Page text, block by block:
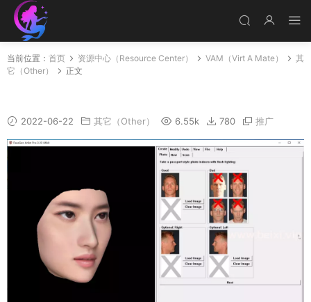
当前位置： 首页 资源中心（Resource Center） VAM（Virt A Mate）
其
它（Other）
正文
2022-06-22 其它（Other） 6.55k 780 推广